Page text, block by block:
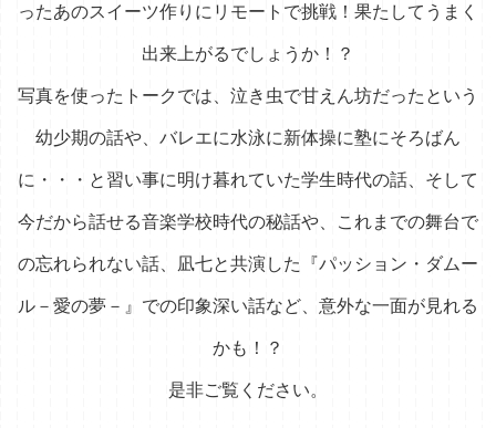
ったあのスイーツ作りにリモートで挑戦！ 果たしてうまく
出来上がるでしょうか！？
写真を使ったトークでは、泣き虫で甘えん坊だったという
幼少期の話や、 バレエに水泳に新体操に塾にそろばん
に・・・と習い事に明け暮れていた学生時代の話、 そして
今だから話せる音楽学校時代の秘話や、これまでの舞台で
の忘れられない話、 凪七と共演した『パッション・ダムー
ル－愛の夢－』での印象深い話など、 意外な一面が見れる
かも！？
是非ご覧ください。